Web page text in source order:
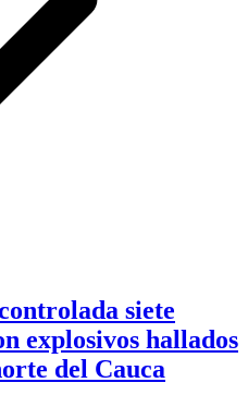
siete
explosivos hallados
del Cauca